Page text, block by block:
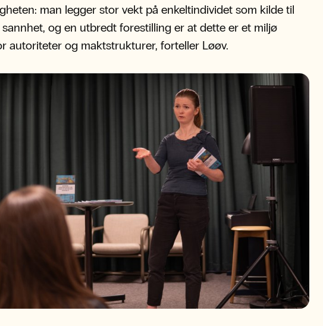
man legger stor vekt på enkeltindividet som kilde til
og en utbredt forestilling er at dette er et miljø
autoriteter og maktstrukturer, forteller Løøv.